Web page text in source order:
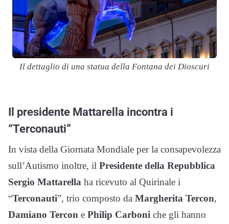
Il dettaglio di una statua della Fontana dei Dioscuri
Il presidente Mattarella incontra i
“Terconauti”
In vista della Giornata Mondiale per la consapevolezza
sull’Autismo inoltre, il Presidente della Repubblica
Sergio Mattarella ha ricevuto al Quirinale i
“Terconauti”, trio composto da Margherita Tercon,
Damiano Tercon e Philip Carboni che gli hanno